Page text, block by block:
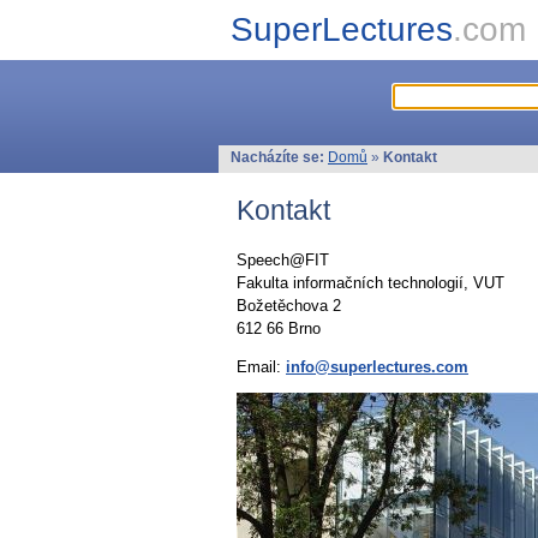
SuperLectures.com
Nacházíte se: Domů » Kontakt
Kontakt
Speech@FIT
Fakulta informačních technologií, VUT
Božetěchova 2
612 66 Brno
Email: info@superlectures.com